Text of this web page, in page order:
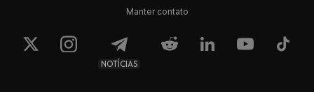
Manter contato
NOTÍCIAS